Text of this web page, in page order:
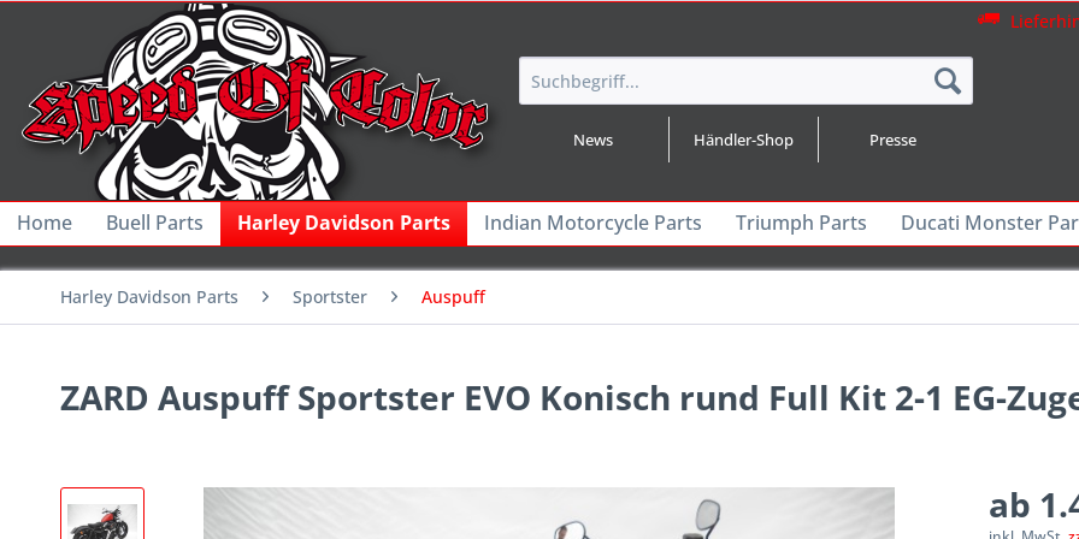
News Händler-Shop Presse
Home Buell Parts Harley Davidson Parts Indian Motorcycle Parts Triumph Parts Ducati Monster
Harley Davidson Parts Sportster Auspuff
ZARD Auspuff Sportster EVO Konisch rund Full Kit 2-1 EG-
ab